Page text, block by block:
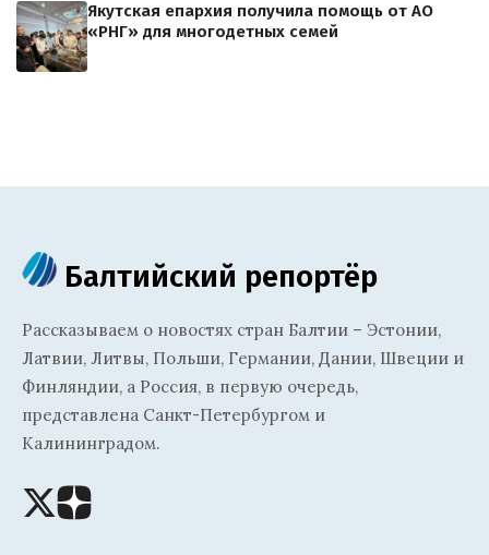
Якутская епархия получила помощь от АО
«РНГ» для многодетных семей
Балтийский репортёр
Рассказываем о новостях стран Балтии – Эстонии,
Латвии, Литвы, Польши, Германии, Дании, Швеции и
Финляндии, а Россия, в первую очередь,
представлена Санкт-Петербургом и
Калининградом.